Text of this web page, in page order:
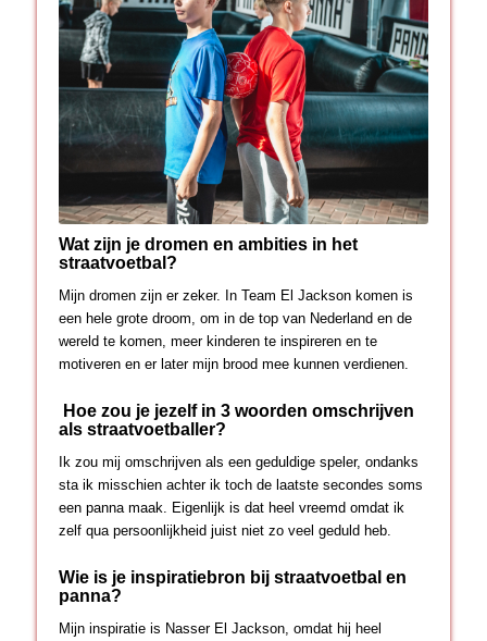
Wat zijn je dromen en ambities in het
straatvoetbal?
Mijn dromen zijn er zeker. In Team El Jackson komen is
een hele grote droom, om in de top van Nederland en de
wereld te komen, meer kinderen te inspireren en te
motiveren en er later mijn brood mee kunnen verdienen.
Hoe zou je jezelf in 3 woorden omschrijven
als straatvoetballer?
Ik zou mij omschrijven als een geduldige speler, ondanks
sta ik misschien achter ik toch de laatste secondes soms
een panna maak. Eigenlijk is dat heel vreemd omdat ik
zelf qua persoonlijkheid juist niet zo veel geduld heb.
Wie is je inspiratiebron bij straatvoetbal en
panna?
Mijn inspiratie is Nasser El Jackson, omdat hij heel